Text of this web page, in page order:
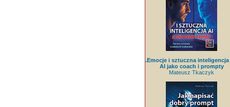
.Emocje i sztuczna inteligencja
AI jako coach i prompty
Mateusz Tkaczyk